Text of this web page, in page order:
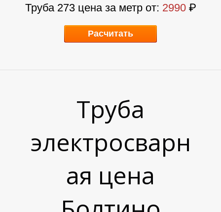
У
Труба 273 цена за метр от: 2990 ₽
Расчитать
Труба
электросварн
ая цена
Р